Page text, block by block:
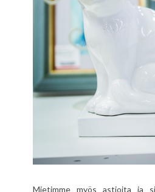
Mietimme myös astioita ja